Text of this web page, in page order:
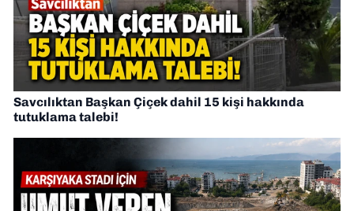
Savcılıktan Başkan Çiçek dahil 15 kişi hakkında
tutuklama talebi!